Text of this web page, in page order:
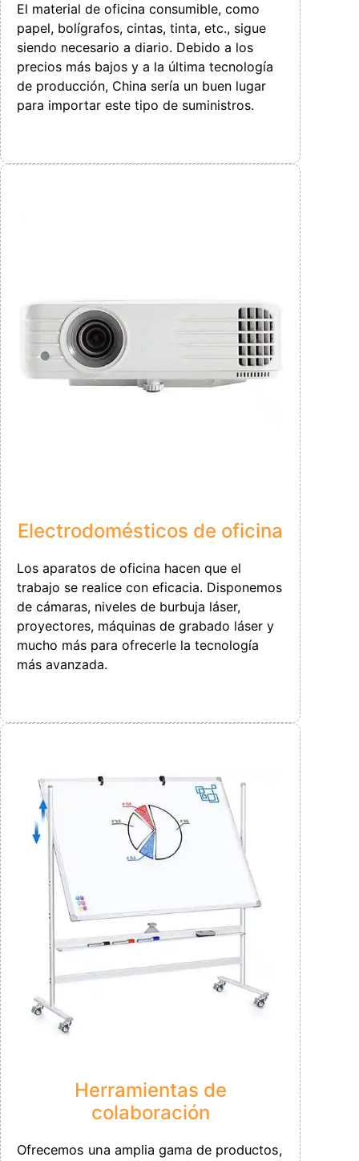
El material de oficina consumible, como
papel, bolígrafos, cintas, tinta, etc., sigue
siendo necesario a diario. Debido a los
precios más bajos y a la última tecnología
de producción, China sería un buen lugar
para importar este tipo de suministros.
Electrodomésticos de oficina
Los aparatos de oficina hacen que el
trabajo se realice con eficacia. Disponemos
de cámaras, niveles de burbuja láser,
proyectores, máquinas de grabado láser y
mucho más para ofrecerle la tecnología
más avanzada.
Herramientas de
colaboración
Ofrecemos una amplia gama de productos,